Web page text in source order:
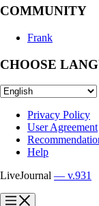
COMMUNITY
Frank
CHOOSE
Privacy Policy
User Agreement
Help
LiveJournal — v.931
?
?